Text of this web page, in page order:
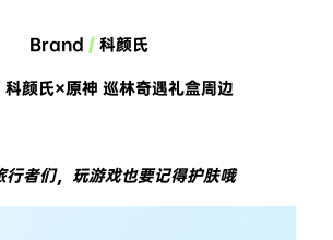
Brand / 科颜氏
科颜氏×原神 巡林奇遇礼盒周边
行者们，玩游戏也要记得护肤哦